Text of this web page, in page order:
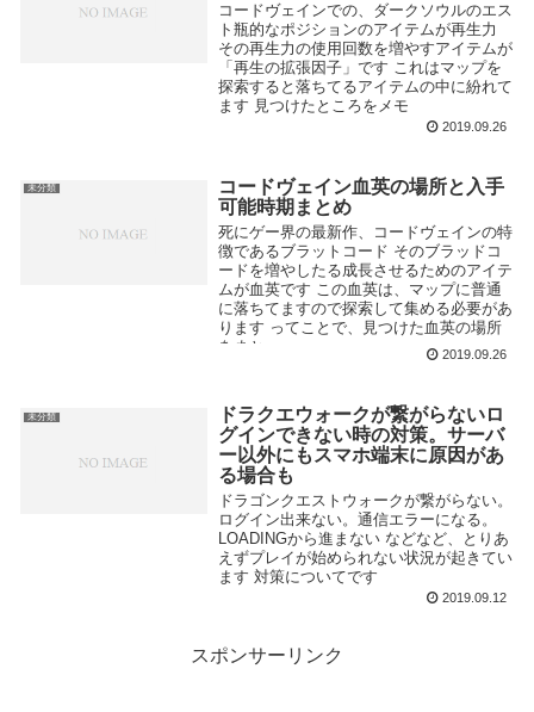
コードヴェインでの、ダークソウルのエス
ト瓶的なポジションのアイテムが再生力
その再生力の使用回数を増やすアイテムが
「再生の拡張因子」です これはマップを
探索すると落ちてるアイテムの中に紛れて
ます 見つけたところをメモ
2019.09.26
未分類
コードヴェイン血英の場所と入手
可能時期まとめ
死にゲー界の最新作、コードヴェインの特
徴であるブラットコード そのブラッドコ
ードを増やしたる成長させるためのアイテ
ムが血英です この血英は、マップに普通
に落ちてますので探索して集める必要があ
ります ってことで、見つけた血英の場所
をまと...
2019.09.26
未分類
ドラクエウォークが繋がらないロ
グインできない時の対策。サーバ
ー以外にもスマホ端末に原因があ
る場合も
ドラゴンクエストウォークが繋がらない。
ログイン出来ない。通信エラーになる。
LOADINGから進まない などなど、とりあ
えずプレイが始められない状況が起きてい
ます 対策についてです
2019.09.12
スポンサーリンク